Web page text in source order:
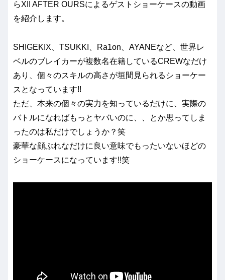
らXII AFTER OURSによるゲストショーケースの動画
を紹介します。
SHIGEKIX、TSUKKI、Ra1on、AYANEなど、世界レ
ベルのブレイカーが複数名在籍しているCREWなだけ
あり、個々のスキルの高さが垣間見られるショーケー
スとなっています!!
ただ、本来の個々の実力を知っているだけに、実際の
バトルになればもっとヤバいのに、、とか思ってしま
ったのは私だけでしょうか？笑
豪華な顔ぶれなだけに良い意味でもったいないほどの
ショーケースになっています!!笑